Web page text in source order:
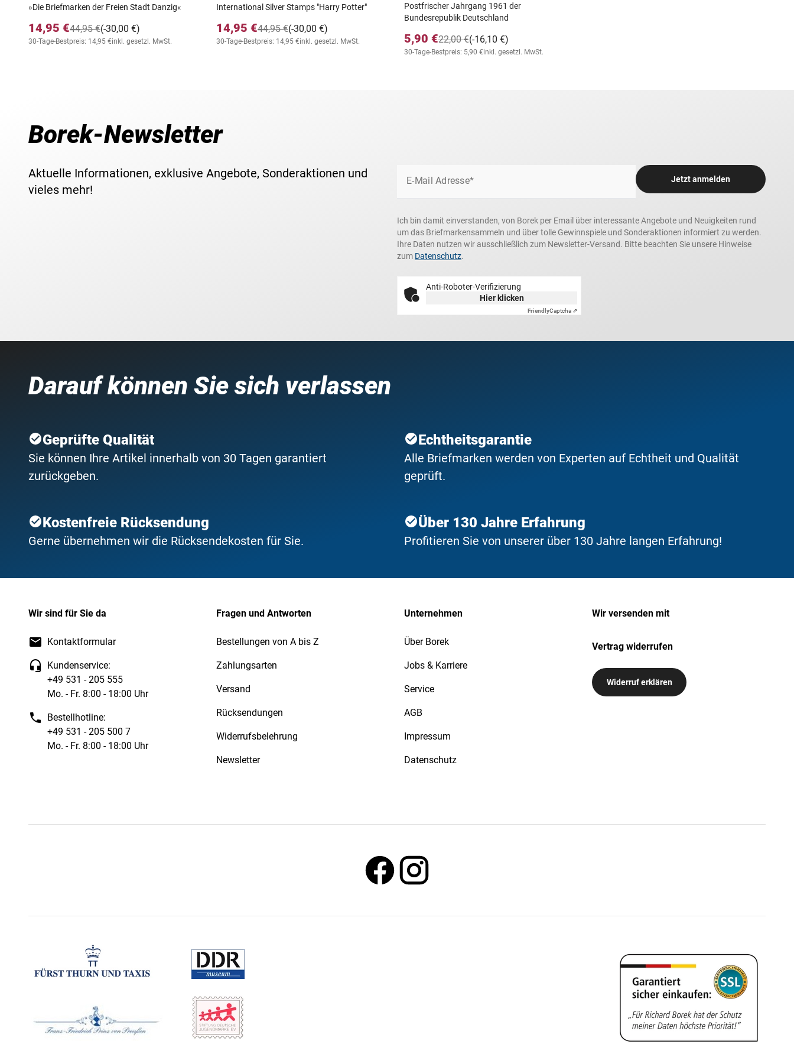
»Die Briefmarken der Freien Stadt Danzig«
14,95 € (-30,00 €)
44,95 €
30-Tage-Bestpreis: 14,95 €inkl. gesetzl. MwSt.
International Silver Stamps "Harry Potter"
14,95 € (-30,00 €)
44,95 €
30-Tage-Bestpreis: 14,95 €inkl. gesetzl. MwSt.
Postfrischer Jahrgang 1961 der
Bundesrepublik Deutschland
5,90 € (-16,10 €)
22,00 €
30-Tage-Bestpreis: 5,90 €inkl. gesetzl. MwSt.
Borek-Newsletter
Aktuelle Informationen, exklusive Angebote, Sonderaktionen und
vieles mehr!
E-Mail Adresse* Jetzt anmelden
Ich bin damit einverstanden, von Borek per Email über interessante Angebote und Neuigkeiten rund
um das Briefmarkensammeln und über tolle Gewinnspiele und Sonderaktionen informiert zu werden.
Ihre Daten nutzen wir ausschließlich zum Newsletter-Versand. Bitte beachten Sie unsere Hinweise
zum Datenschutz.
Anti-Roboter-Verifizierung
Hier klicken
FriendlyCaptcha ⇗
Darauf können Sie sich verlassen
Geprüfte Qualität
Sie können Ihre Artikel innerhalb von 30 Tagen garantiert
zurückgeben.
Echtheitsgarantie
Alle Briefmarken werden von Experten auf Echtheit und Qualität
geprüft.
Kostenfreie Rücksendung
Gerne übernehmen wir die Rücksendekosten für Sie.
Über 130 Jahre Erfahrung
Profitieren Sie von unserer über 130 Jahre langen Erfahrung!
Wir sind für Sie da
Kontaktformular
Kundenservice:
+49 531 - 205 555
Mo. - Fr. 8:00 - 18:00 Uhr
Bestellhotline:
+49 531 - 205 500 7
Mo. - Fr. 8:00 - 18:00 Uhr
Fragen und Antworten
Bestellungen von A bis Z
Zahlungsarten
Versand
Rücksendungen
Widerrufsbelehrung
Newsletter
Unternehmen
Über Borek
Jobs & Karriere
Service
AGB
Impressum
Datenschutz
Wir versenden mit
Vertrag widerrufen
Widerruf erklären